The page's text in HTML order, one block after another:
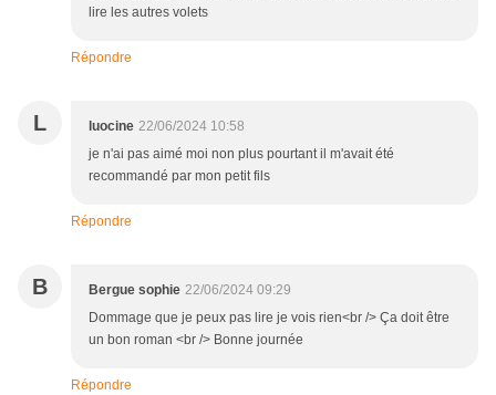
lire les autres volets
Répondre
L luocine 22/06/2024 10:58
je n'ai pas aimé moi non plus pourtant il m'avait été
recommandé par mon petit fils
Répondre
B Bergue sophie 22/06/2024 09:29
Dommage que je peux pas lire je vois rien<br /> Ça doit être
un bon roman <br /> Bonne journée
Répondre